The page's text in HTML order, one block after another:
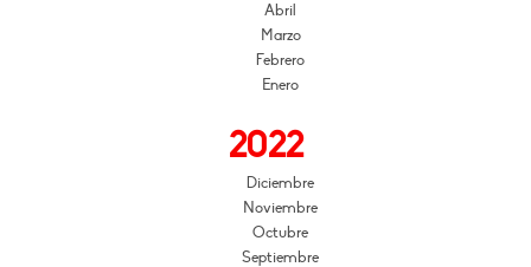
Abril
Marzo
Febrero
Enero
2022
Diciembre
Noviembre
Octubre
Septiembre